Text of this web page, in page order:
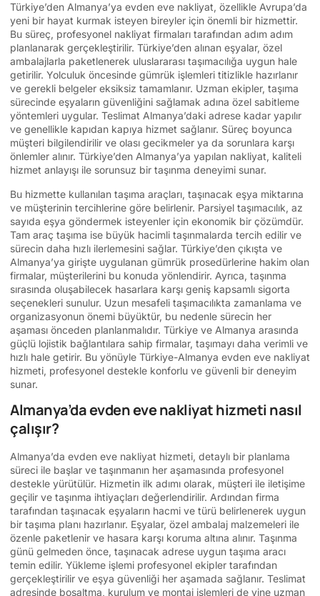
Türkiye’den Almanya’ya evden eve nakliyat, özellikle Avrupa’da
yeni bir hayat kurmak isteyen bireyler için önemli bir hizmettir.
Bu süreç, profesyonel nakliyat firmaları tarafından adım adım
planlanarak gerçekleştirilir. Türkiye’den alınan eşyalar, özel
ambalajlarla paketlenerek uluslararası taşımacılığa uygun hale
getirilir. Yolculuk öncesinde gümrük işlemleri titizlikle hazırlanır
ve gerekli belgeler eksiksiz tamamlanır. Uzman ekipler, taşıma
sürecinde eşyaların güvenliğini sağlamak adına özel sabitleme
yöntemleri uygular. Teslimat Almanya’daki adrese kadar yapılır
ve genellikle kapıdan kapıya hizmet sağlanır. Süreç boyunca
müşteri bilgilendirilir ve olası gecikmeler ya da sorunlara karşı
önlemler alınır. Türkiye’den Almanya’ya yapılan nakliyat, kaliteli
hizmet anlayışı ile sorunsuz bir taşınma deneyimi sunar.
Bu hizmette kullanılan taşıma araçları, taşınacak eşya miktarına
ve müşterinin tercihlerine göre belirlenir. Parsiyel taşımacılık, az
sayıda eşya göndermek isteyenler için ekonomik bir çözümdür.
Tam araç taşıma ise büyük hacimli taşınmalarda tercih edilir ve
sürecin daha hızlı ilerlemesini sağlar. Türkiye’den çıkışta ve
Almanya’ya girişte uygulanan gümrük prosedürlerine hakim olan
firmalar, müşterilerini bu konuda yönlendirir. Ayrıca, taşınma
sırasında oluşabilecek hasarlara karşı geniş kapsamlı sigorta
seçenekleri sunulur. Uzun mesafeli taşımacılıkta zamanlama ve
organizasyonun önemi büyüktür, bu nedenle sürecin her
aşaması önceden planlanmalıdır. Türkiye ve Almanya arasında
güçlü lojistik bağlantılara sahip firmalar, taşımayı daha verimli ve
hızlı hale getirir. Bu yönüyle Türkiye-Almanya evden eve nakliyat
hizmeti, profesyonel destekle konforlu ve güvenli bir deneyim
sunar.
Almanya’da evden eve nakliyat hizmeti nasıl
çalışır?
Almanya’da evden eve nakliyat hizmeti, detaylı bir planlama
süreci ile başlar ve taşınmanın her aşamasında profesyonel
destekle yürütülür. Hizmetin ilk adımı olarak, müşteri ile iletişime
geçilir ve taşınma ihtiyaçları değerlendirilir. Ardından firma
tarafından taşınacak eşyaların hacmi ve türü belirlenerek uygun
bir taşıma planı hazırlanır. Eşyalar, özel ambalaj malzemeleri ile
özenle paketlenir ve hasara karşı koruma altına alınır. Taşınma
günü gelmeden önce, taşınacak adrese uygun taşıma aracı
temin edilir. Yükleme işlemi profesyonel ekipler tarafından
gerçekleştirilir ve eşya güvenliği her aşamada sağlanır. Teslimat
adresinde boşaltma, kurulum ve montaj işlemleri de yine uzman